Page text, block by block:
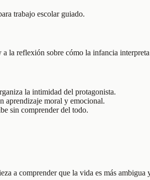
trabajo escolar guiado.
la reflexión sobre cómo la infancia
la intimidad del protagonista.
aprendizaje moral y emocional.
sin comprender del todo.
a comprender que la vida es más